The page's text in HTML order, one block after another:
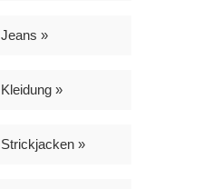
Jeans »
Kleidung »
Strickjacken »